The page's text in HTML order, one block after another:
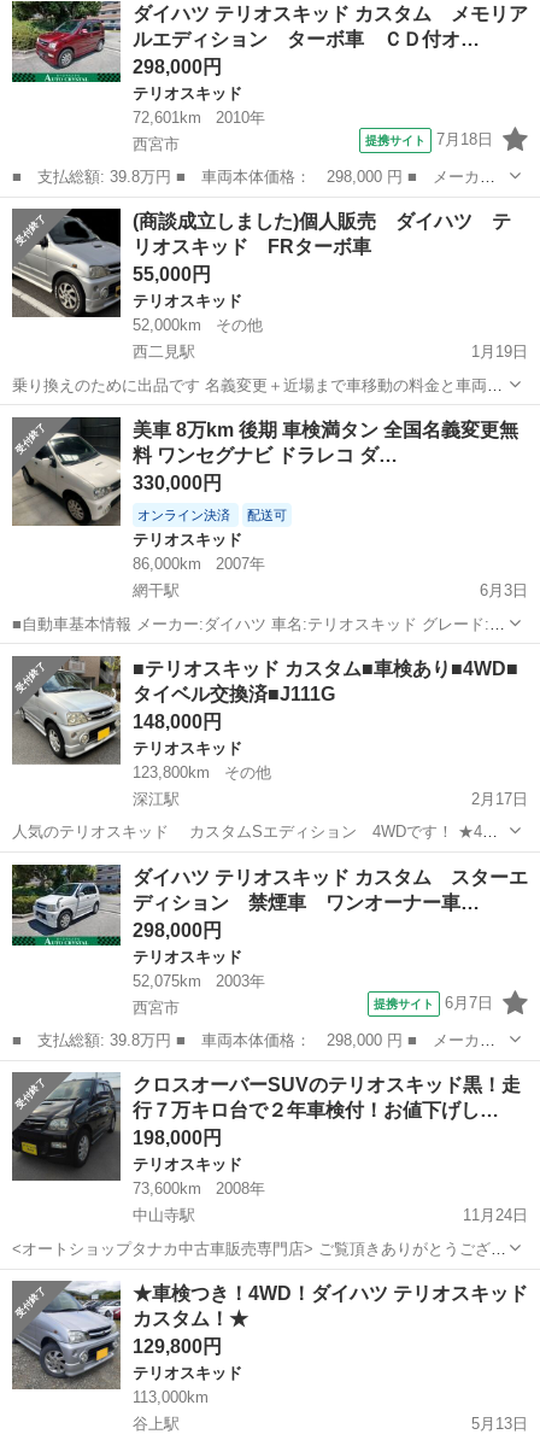
しの代わりに格安にてそのまま販売しております。 従いましてしっか
りと整備、保証等を求める方...
ダイハツ テリオスキッド カスタム メモリア
ルエディション ターボ車 ＣＤ付オ…
298,000円
テリオスキッド
72,601km
2010年
西宮市
提携サイト 7月18日
■ 支払総額: 39.8万円 ■ 車両本体価格： 298,000 円 ■ メーカー
名： ダイハツ ■ 車種名： テリオスキッド ■ グレード名： カ
スタム メモリアルエディション ターボ車 ＣＤ付オーディオ Ｅ
ＴＣ ＭＯＭ...
兵庫 西宮市 テリオスキッド
(商談成立しました)個人販売 ダイハツ テ
リオスキッド FRターボ車
55,000円
テリオスキッド
52,000km
その他
西二見駅
1月19日
乗り換えのために出品です 名義変更＋近場まで車移動の料金と車両本
体全てが総支払金額の表示となります 個人出品なので現状渡しになり
ます 年式、走行、塗装など相応の車両だとお考えください -------------
-...
兵庫 明石市 西二見駅 テリオスキッド 車両
美車 8万km 後期 車検満タン 全国名義変更無
料 ワンセグナビ ドラレコ ダ…
330,000円
オンライン決済 配送可
テリオスキッド
86,000km
2007年
網干駅
6月3日
■自動車基本情報 メーカー:ダイハツ 車名:テリオスキッド グレード:L
ターボ 4WD 排気量:660 cc 年式:平成19年(2007年)1月 輸入車モデル年
式: − 走行:86,000km(実走行) 色...
兵庫 揖保郡 網干駅 テリオスキッド ドラレコ
■テリオスキッド カスタム■車検あり■4WD■
タイベル交換済■J111G
148,000円
テリオスキッド
123,800km
その他
深江駅
2月17日
人気のテリオスキッド カスタムSエディション 4WDです！ ★4WD
車！ ■お支払いは 車両価格 148,000円 リサイクル料金 9,870円 のみで
オッケーです！ ■車検もR6.2月まで残っておりますので即...
兵庫 神戸市 深江駅 テリオスキッド 4WD
ダイハツ テリオスキッド カスタム スターエ
ディション 禁煙車 ワンオーナー車…
298,000円
テリオスキッド
52,075km
2003年
西宮市
提携サイト 6月7日
■ 支払総額: 39.8万円 ■ 車両本体価格： 298,000 円 ■ メーカー
名： ダイハツ ■ 車種名： テリオスキッド ■ グレード名： カ
スタム スターエディション 禁煙車 ワンオーナー車 ターボ車
キーレス オ...
兵庫 西宮市 テリオスキッド
クロスオーバーSUVのテリオスキッド黒！走
行７万キロ台で２年車検付！お値下げし…
198,000円
テリオスキッド
73,600km
2008年
中山寺駅
11月24日
<オートショップタナカ中古車販売専門店> ご覧頂きありがとうござい
ます。 ガソリンスタンドを地元で50年以上 営んでおり 認証工場の資
格も取得しております。 自動車販売は国内販売と並行してアフリカに
輸出も行なってお...
兵庫 伊丹市 中山寺駅 テリオスキッド
オートショップタナカ
★車検つき！4WD！ダイハツ テリオスキッド
カスタム！★
129,800円
テリオスキッド
113,000km
谷上駅
5月13日